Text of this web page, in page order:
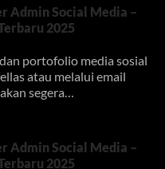
Admin Social Media –
2025
portofolio media sosial
atau melalui email
segera…
Admin Social Media –
2025